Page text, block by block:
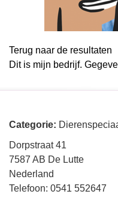
Terug naar de resultaten
Dit is mijn bedrijf.
Categorie:
Dorpstraat 41
7587 AB De Lutte
Nederland
Telefoon: 0541 552647